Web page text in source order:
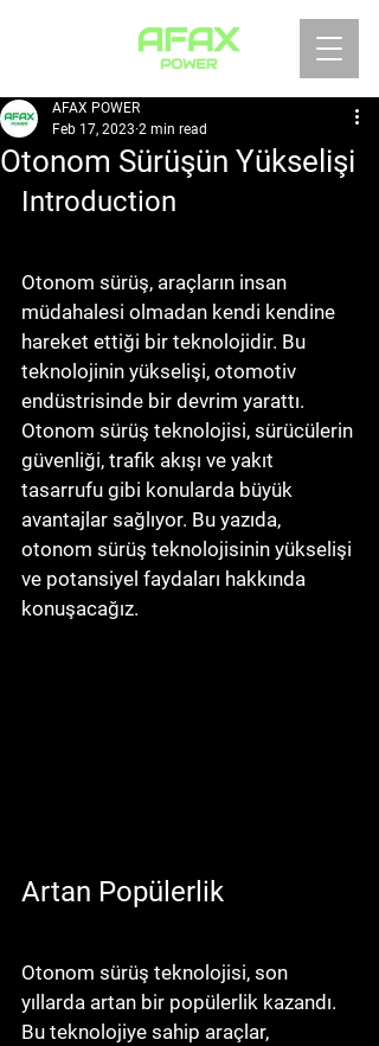
Otonom Sürüşün Yükselişi
AFAX POWER
Feb 17, 2023 2 min read
Introduction
Otonom sürüş, araçların insan
müdahalesi olmadan kendi kendine
hareket ettiği bir teknolojidir. Bu
teknolojinin yükselişi, otomotiv
endüstrisinde bir devrim yarattı.
Otonom sürüş teknolojisi, sürücülerin
güvenliği, trafik akışı ve yakıt
tasarrufu gibi konularda büyük
avantajlar sağlıyor. Bu yazıda,
otonom sürüş teknolojisinin yükselişi
ve potansiyel faydaları hakkında
konuşacağız.
Artan Popülerlik
Otonom sürüş teknolojisi, son
yıllarda artan bir popülerlik kazandı.
Bu teknolojiye sahip araçlar,